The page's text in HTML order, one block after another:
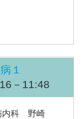
１
－11:48
内科 野崎